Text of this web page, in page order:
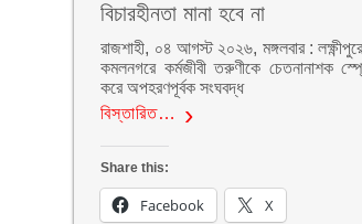
বিচারহীনতা মানা হবে না
রাজশাহী, ০৪ আগস্ট ২০২৬, মঙ্গলবার :
কমলনগরে কর্মজীবী তরুণীকে চেতনানাশক
করে অপহরণপূর্বক সংঘবদ্ধ
বিস্তারিত…
Share this:
Facebook X